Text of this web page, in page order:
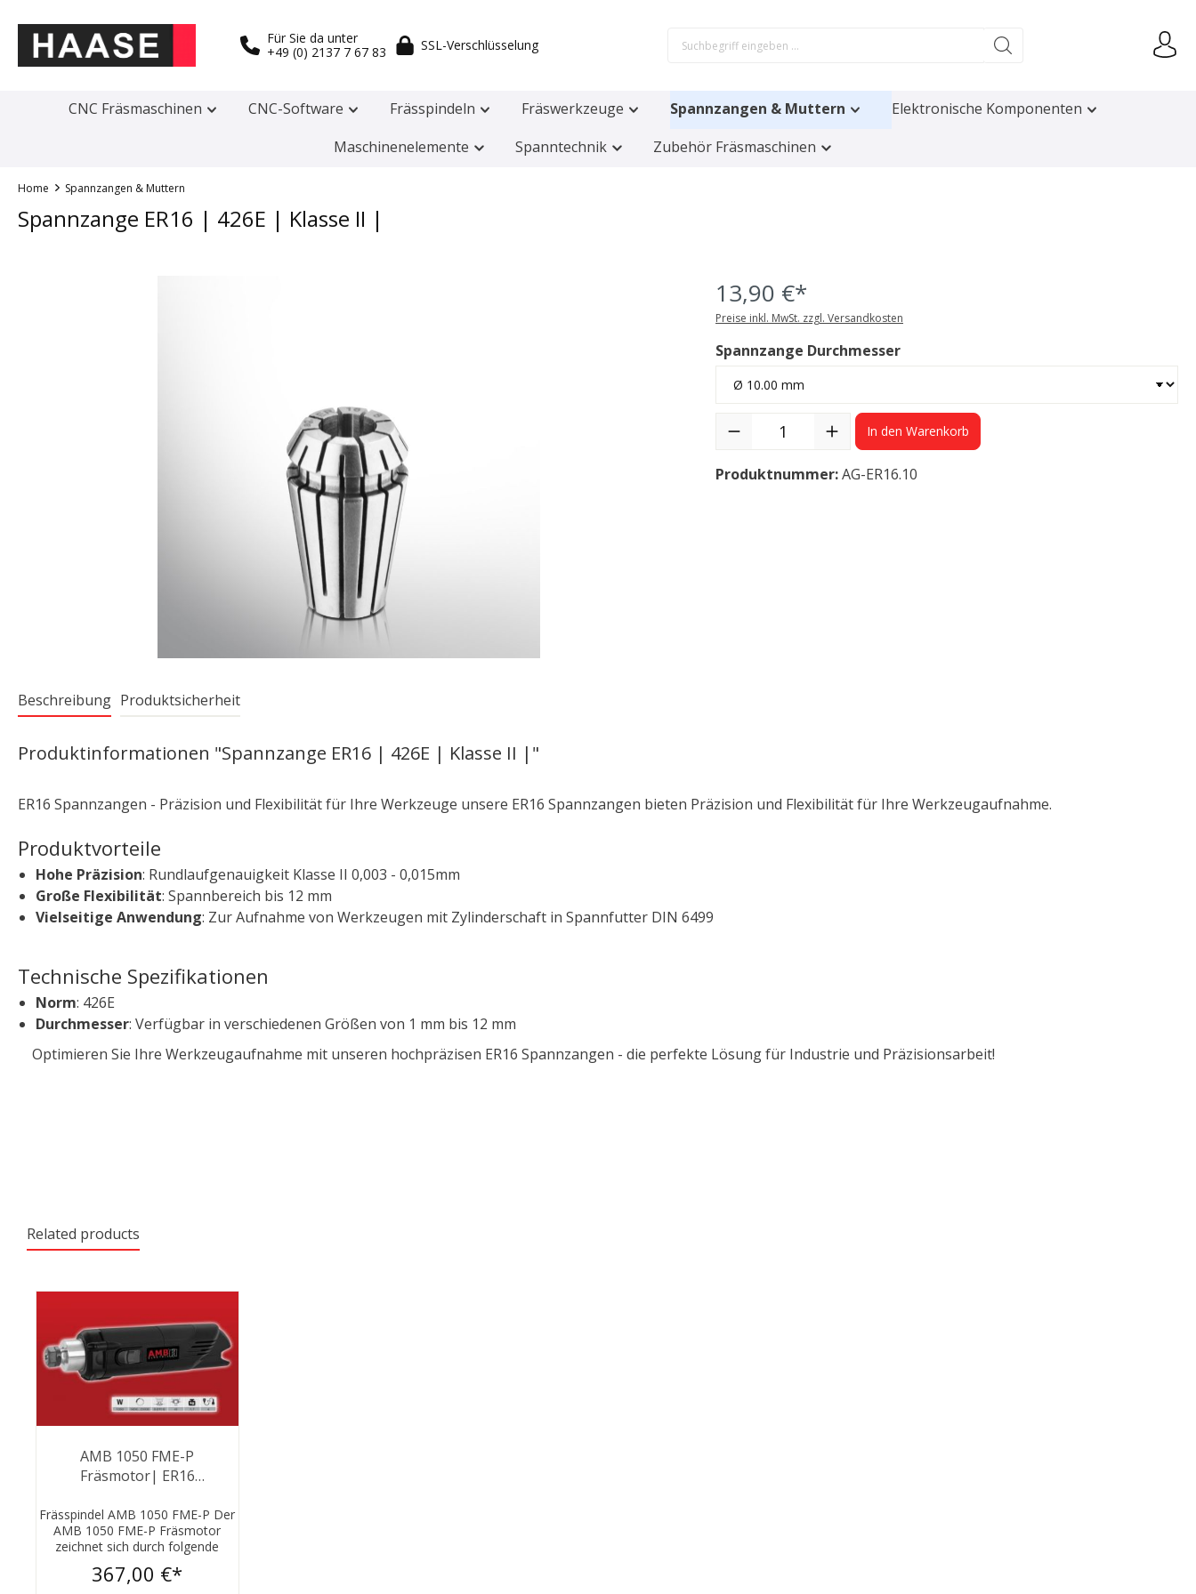
Für Sie da unter
+49 (0) 2137 7 67 83
SSL-Verschlüsselung
CNC Fräsmaschinen CNC-Software Frässpindeln Fräswerkzeuge Spannzangen & Muttern
Elektronische Komponenten
Maschinenelemente
Spanntechnik Zubehör Fräsmaschinen
Home Spannzangen & Muttern
Spannzange ER16 | 426E | Klasse II |
13,90 €*
Preise inkl. MwSt. zzgl. Versandkosten
Spannzange Durchmesser
In den Warenkorb
Produktnummer:AG-ER16.10
Beschreibung Produktsicherheit
Produktinformationen "Spannzange ER16 | 426E | Klasse II |"
ER16 Spannzangen - Präzision und Flexibilität für Ihre Werkzeuge unsere ER16 Spannzangen bieten Präzision und Flexibilität für Ihre Werkzeugaufnahme.
Produktvorteile
Hohe Präzision: Rundlaufgenauigkeit Klasse II 0,003 - 0,015mm
Große Flexibilität: Spannbereich bis 12 mm
Vielseitige Anwendung: Zur Aufnahme von Werkzeugen mit Zylinderschaft in Spannfutter DIN 6499
Technische Spezifikationen
Norm: 426E
Durchmesser: Verfügbar in verschiedenen Größen von 1 mm bis 12 mm
Optimieren Sie Ihre Werkzeugaufnahme mit unseren hochpräzisen ER16 Spannzangen - die perfekte Lösung für Industrie und Präzisionsarbeit!
Related products
AMB 1050 FME-P
Fräsmotor| ER16
Frässpindel AMB 1050 FME-P Der
AMB 1050 FME-P Fräsmotor
zeichnet sich durch folgende
und Drehzahlbereich: Der Motor
367,00 €*